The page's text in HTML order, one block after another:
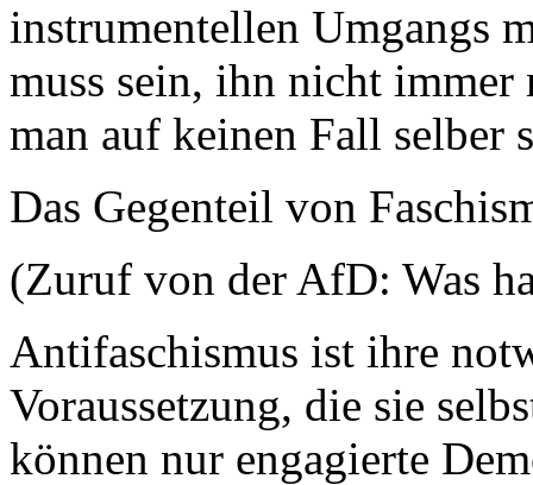
instrumentellen Umgangs
muss sein, ihn nicht
man auf keinen Fall selber
Das Gegenteil von
(Zuruf von der AfD: Was
Antifaschismus ist ihre
Voraussetzung, die sie
können nur engagierte